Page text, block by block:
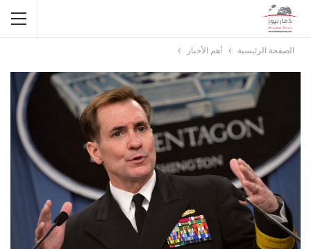
الصفحة الرئيسية أهم الأخبار